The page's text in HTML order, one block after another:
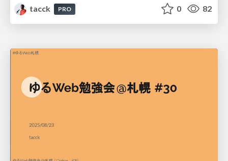
tacck
PRO 0 82